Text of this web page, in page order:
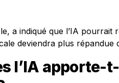
a indiqué que l’IA
deviendra plus répandue
l’IA apporte-